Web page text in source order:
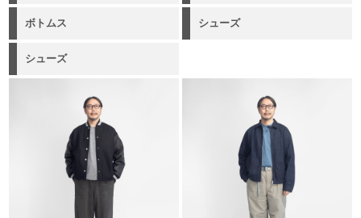
ボトムス シューズ
シューズ